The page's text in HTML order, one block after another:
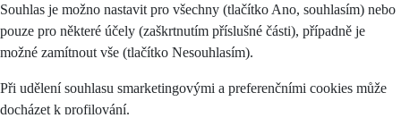
Souhlas je možno nastavit pro všechny (tlačítko Ano, souhlasím) nebo
pouze pro některé účely (zaškrtnutím příslušné části), případně je
možné zamítnout vše (tlačítko Nesouhlasím).
Při udělení souhlasu smarketingovými a preferenčními cookies může
docházet k profilování.